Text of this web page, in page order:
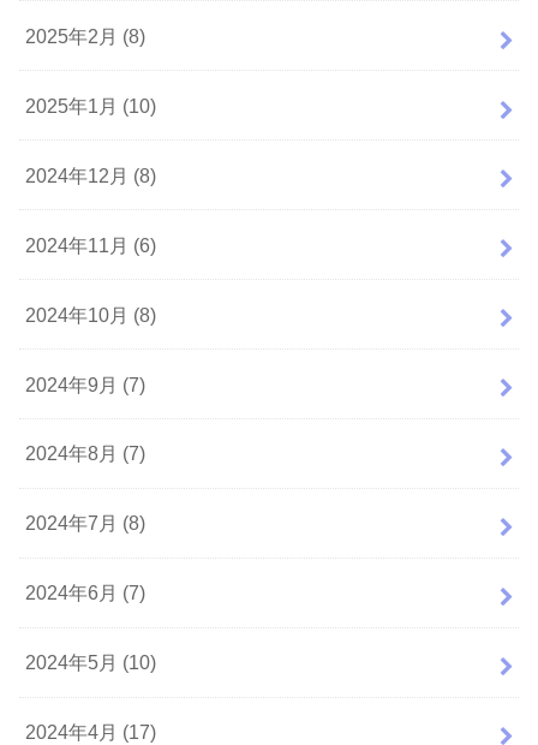
2025年2月 (8)
2025年1月 (10)
2024年12月 (8)
2024年11月 (6)
2024年10月 (8)
2024年9月 (7)
2024年8月 (7)
2024年7月 (8)
2024年6月 (7)
2024年5月 (10)
2024年4月 (17)